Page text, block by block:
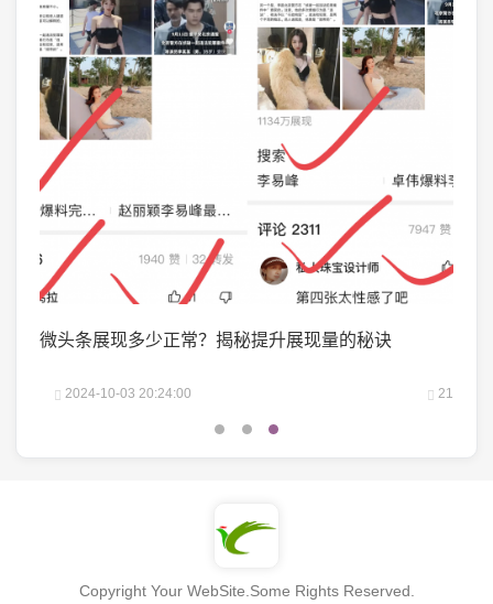
微头条展现多少正常？揭秘提升展现量的秘诀
2024-10-03 20:24:00 21
Copyright Your WebSite.Some Rights Reserved.